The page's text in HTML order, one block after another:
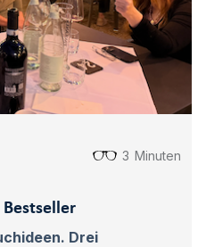
3 Minuten
Drei